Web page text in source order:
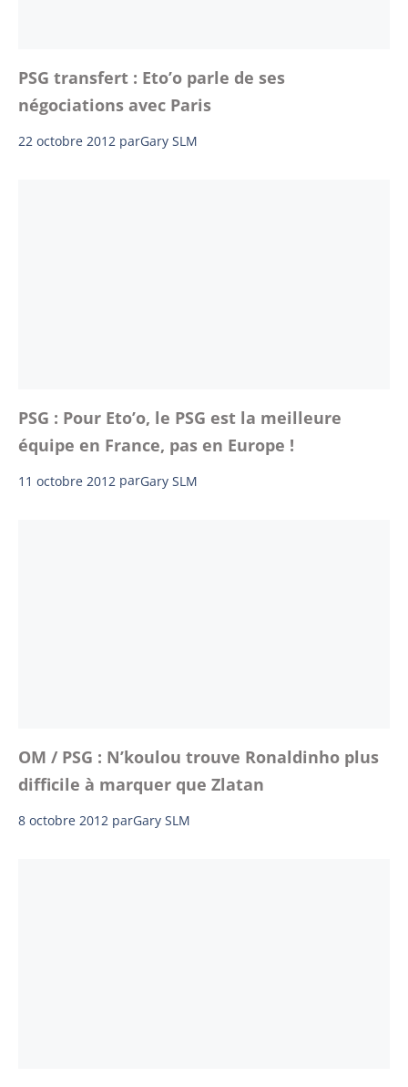
PSG transfert : Eto’o parle de ses
négociations avec Paris
22 octobre 2012 parGary SLM
PSG : Pour Eto’o, le PSG est la meilleure
équipe en France, pas en Europe !
11 octobre 2012 parGary SLM
OM / PSG : N’koulou trouve Ronaldinho plus
difficile à marquer que Zlatan
8 octobre 2012 parGary SLM